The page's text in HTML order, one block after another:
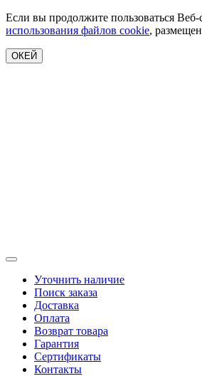
Если вы продолжите пользоваться
использования файлов cookie,
ОКЕЙ
Уточнить наличие
Поиск заказа
Доставка
Оплата
Возврат товара
Гарантия
Сертификаты
Контакты